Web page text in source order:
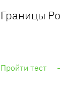
Границы
Пройти тест